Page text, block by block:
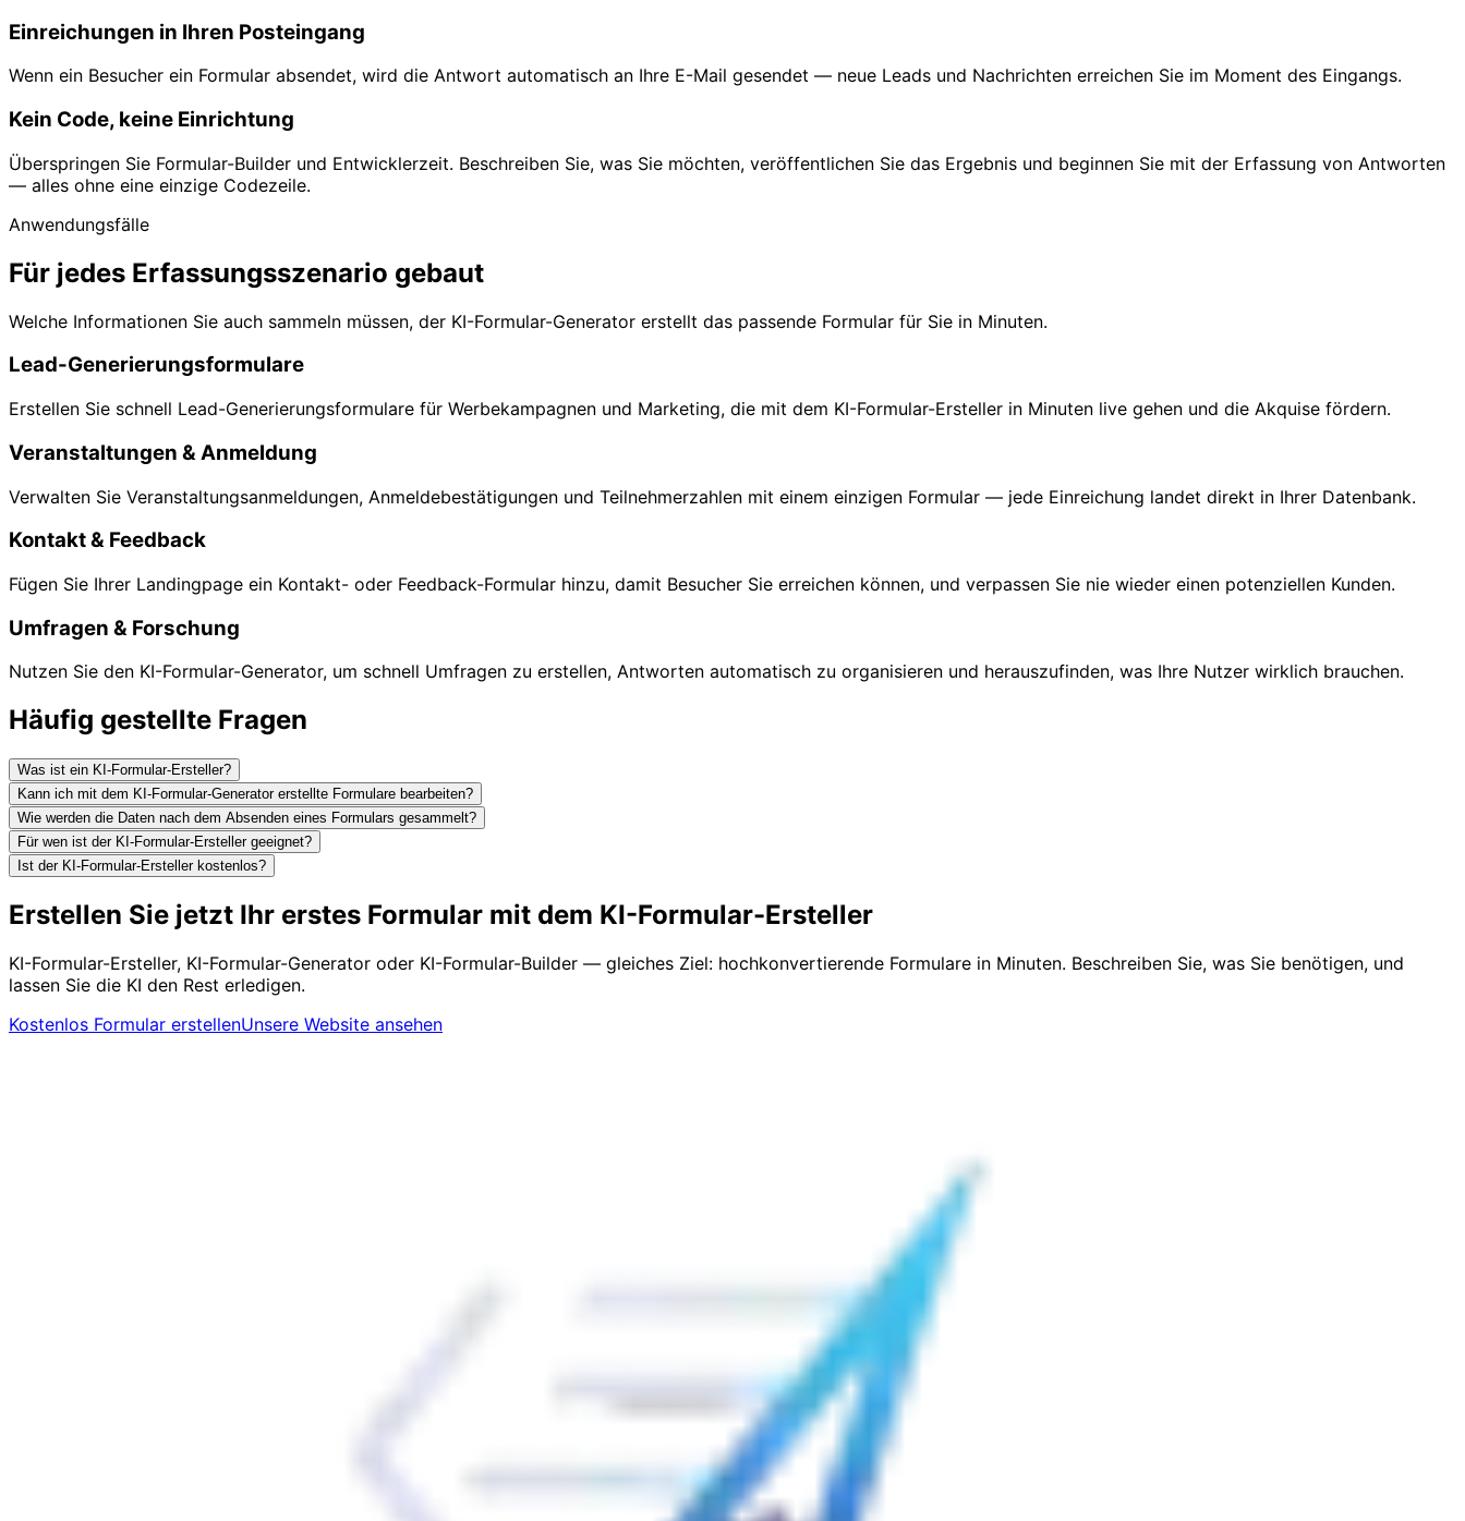
Einreichungen in Ihren Posteingang
Wenn ein Besucher ein Formular absendet, wird die Antwort automatisch an Ihre E-Mail gesendet — neue Leads und Nachrichten erreichen Sie im Moment des Eingangs.
Kein Code, keine Einrichtung
Überspringen Sie Formular-Builder und Entwicklerzeit. Beschreiben Sie, was Sie möchten, veröffentlichen Sie das Ergebnis und beginnen Sie mit der Erfassung von Antworten
— alles ohne eine einzige Codezeile.
Anwendungsfälle
Für jedes Erfassungsszenario gebaut
Welche Informationen Sie auch sammeln müssen, der KI-Formular-Generator erstellt das passende Formular für Sie in Minuten.
Lead-Generierungsformulare
Erstellen Sie schnell Lead-Generierungsformulare für Werbekampagnen und Marketing, die mit dem KI-Formular-Ersteller in Minuten live gehen und die Akquise fördern.
Veranstaltungen & Anmeldung
Verwalten Sie Veranstaltungsanmeldungen, Anmeldebestätigungen und Teilnehmerzahlen mit einem einzigen Formular — jede Einreichung landet direkt in Ihrer Datenbank.
Kontakt & Feedback
Fügen Sie Ihrer Landingpage ein Kontakt- oder Feedback-Formular hinzu, damit Besucher Sie erreichen können, und verpassen Sie nie wieder einen potenziellen Kunden.
Umfragen & Forschung
Nutzen Sie den KI-Formular-Generator, um schnell Umfragen zu erstellen, Antworten automatisch zu organisieren und herauszufinden, was Ihre Nutzer wirklich brauchen.
Häufig gestellte Fragen
Was ist ein KI-Formular-Ersteller?
Kann ich mit dem KI-Formular-Generator erstellte Formulare bearbeiten?
Wie werden die Daten nach dem Absenden eines Formulars gesammelt?
Für wen ist der KI-Formular-Ersteller geeignet?
Ist der KI-Formular-Ersteller kostenlos?
Erstellen Sie jetzt Ihr erstes Formular mit dem KI-Formular-Ersteller
KI-Formular-Ersteller, KI-Formular-Generator oder KI-Formular-Builder — gleiches Ziel: hochkonvertierende Formulare in Minuten. Beschreiben Sie, was Sie benötigen, und
lassen Sie die KI den Rest erledigen.
Kostenlos Formular erstellenUnsere Website ansehen